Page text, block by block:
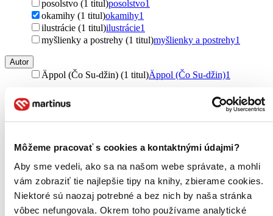
Môžeme pracovať s cookies a kontaktnými údajmi?
Aby sme vedeli, ako sa na našom webe správate, a mohli
vám zobraziť tie najlepšie tipy na knihy, zbierame cookies.
Niektoré sú naozaj potrebné a bez nich by naša stránka
vôbec nefungovala. Okrem toho používame analytické
posolstvo (1 titul)posolstvo1
okamihy (1 titul)okamihy1
ilustrácie (1 titul)ilustrácie1
myšlienky a postrehy (1 titul)myšlienky a postrehy1
Autor
Äppol (Čo Su-džin) (1 titul)Äppol (Čo Su-džin)1
Vydavateľstvo
Ikar (1 titul)
pevná väzba (1 titul)pevná väzba1
Zvláštna vlastnosť
Krajina čitateľov (1 titul)Krajina čitateľov1
Zúžiť výber